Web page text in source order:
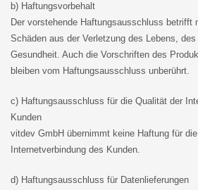
b) Haftungsvorbehalt
Der vorstehende Haftungsausschluss betrifft
Schäden aus der Verletzung des Lebens,
Gesundheit. Auch die Vorschriften des
bleiben vom Haftungsausschluss unberührt.
c) Haftungsausschluss für die Qualität der
Kunden
vitdev GmbH übernimmt keine Haftung für
Internetverbindung des Kunden.
d) Haftungsausschluss für Datenlieferungen